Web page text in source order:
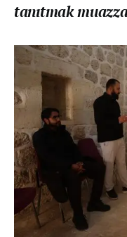
tanıtmak